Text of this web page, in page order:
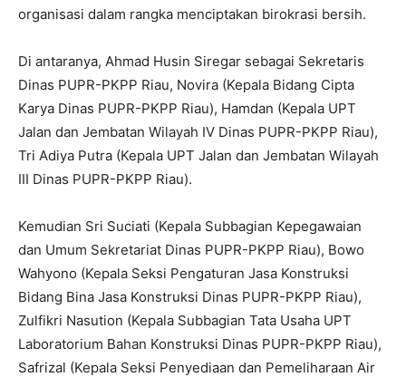
organisasi dalam rangka menciptakan birokrasi bersih.
Di antaranya, Ahmad Husin Siregar sebagai Sekretaris
Dinas PUPR-PKPP Riau, Novira (Kepala Bidang Cipta
Karya Dinas PUPR-PKPP Riau), Hamdan (Kepala UPT
Jalan dan Jembatan Wilayah IV Dinas PUPR-PKPP Riau),
Tri Adiya Putra (Kepala UPT Jalan dan Jembatan Wilayah
III Dinas PUPR-PKPP Riau).
Kemudian Sri Suciati (Kepala Subbagian Kepegawaian
dan Umum Sekretariat Dinas PUPR-PKPP Riau), Bowo
Wahyono (Kepala Seksi Pengaturan Jasa Konstruksi
Bidang Bina Jasa Konstruksi Dinas PUPR-PKPP Riau),
Zulfikri Nasution (Kepala Subbagian Tata Usaha UPT
Laboratorium Bahan Konstruksi Dinas PUPR-PKPP Riau),
Safrizal (Kepala Seksi Penyediaan dan Pemeliharaan Air